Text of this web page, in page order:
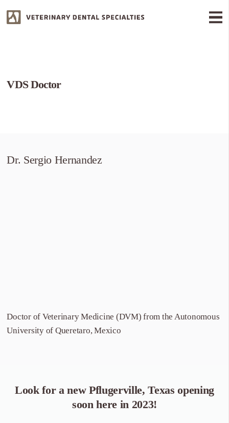
VDS Doctor
Dr. Sergio Hernandez
Doctor of Veterinary Medicine (DVM) from the Autonomous
University of Queretaro, Mexico
Look for a new Pflugerville, Texas opening
soon here in 2023!